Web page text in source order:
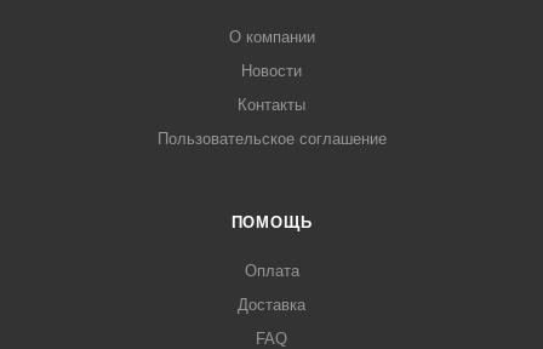
О компании
Новости
Контакты
Пользовательское соглашение
ПОМОЩЬ
Оплата
Доставка
FAQ